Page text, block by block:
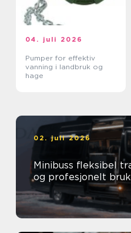
04. juli 2026
Pumper for effektiv
vanning i landbruk og
hage
02. juli 2026
Minibuss fleksibel transport for hverdag
og profesjonelt bruk